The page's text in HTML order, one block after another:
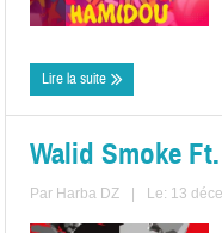
Lire la suite
Walid Smoke
Par Harba DZ Le: 13